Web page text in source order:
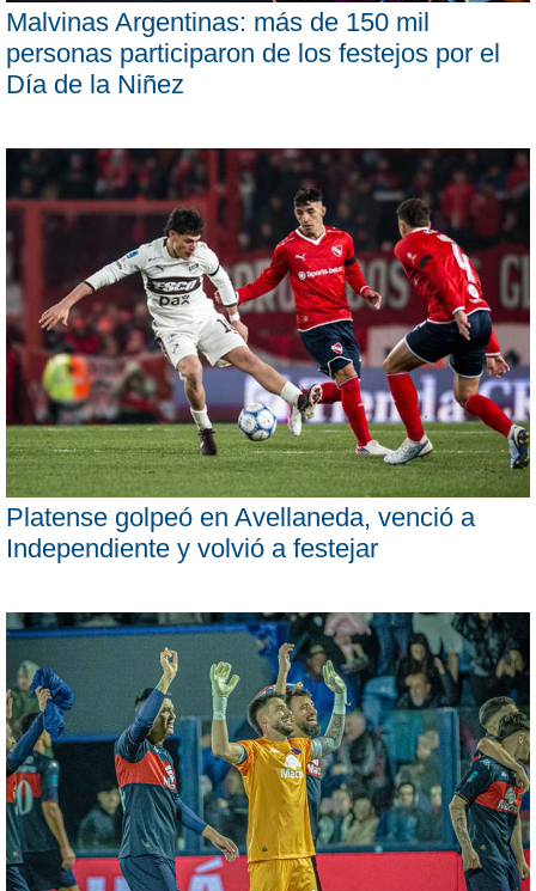
Malvinas Argentinas: más de 150 mil
personas participaron de los festejos por el
Día de la Niñez
Platense golpeó en Avellaneda, venció a
Independiente y volvió a festejar